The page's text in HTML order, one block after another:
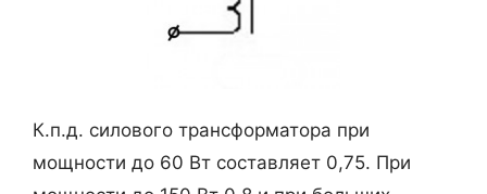
К.п.д. силового трансформатора при
мощности до 60 Вт составляет 0,75. При